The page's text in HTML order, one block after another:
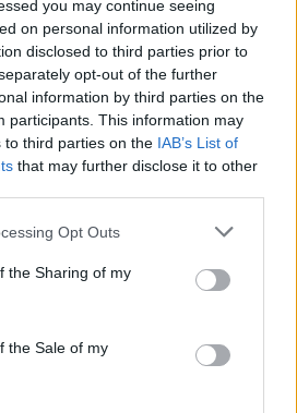
you may continue seeing
on personal information utilized by
disclosed to third parties prior to
opt-out of the further
information by third parties on the
participants. This information may
to third parties on the IAB’s List of
that may further disclose it to other
app uses one or more Google
usage behaviour. You may click to
Google and its third-party tags to
specified purposes in below Google
Opt Outs
the Sharing of my
the Sale of my
βρίσκονται σε μια
και έχουν ανάγκη
του
ρόλου), πάρκα γειτονιάς,
ζαρντινιέρες,
και δενδροστοιχίες- άλση.